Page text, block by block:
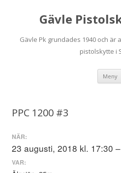
Gävle
Gävle Pk grundades 1940 och är
pistolskytte i
Meny
PPC 1200 #3
NÄR:
23 augusti, 2018 kl. 17:30
VAR: